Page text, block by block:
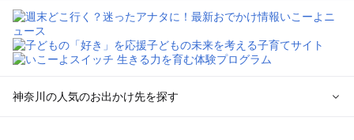
神奈川の人気のお出かけ先を探す